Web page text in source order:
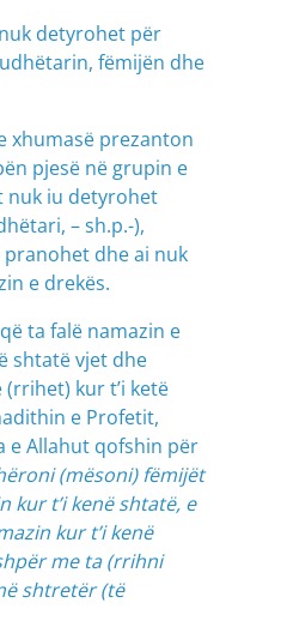
detyrohet për
fëmijën dhe
xhumasë prezanton
pjesë në grupin e
nuk iu detyrohet
– sh.p.-),
dhe ai nuk
e drekës.
ta falë namazin e
shtatë vjet dhe
kur t’i ketë
e Profetit,
e Allahut qofshin për
(mësoni) fëmijët
kur t’i kenë shtatë, e
kur t’i kenë
me ta (rrihni
shtretër (të